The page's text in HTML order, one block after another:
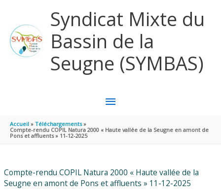
Syndicat Mixte du
Bassin de la
Seugne (SYMBAS)
MENU
PRINCIPAL
Accueil
Téléchargements
Compte-rendu COPIL Natura 2000 « Haute vallée de la Seugne en amont de
Pons et affluents » 11-12-2025
Compte-rendu COPIL Natura 2000 « Haute vallée de la
Seugne en amont de Pons et affluents » 11-12-2025